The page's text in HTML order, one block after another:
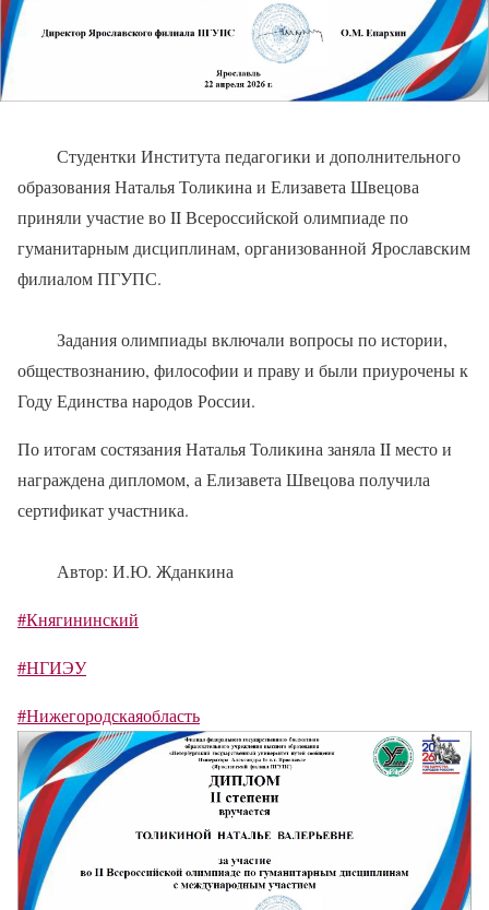
Студентки Института педагогики и дополнительного
образования Наталья Толикина и Елизавета Швецова
приняли участие во II Всероссийской олимпиаде по
гуманитарным дисциплинам, организованной Ярославским
филиалом ПГУПС.
Задания олимпиады включали вопросы по истории,
обществознанию, философии и праву и были приурочены к
Году Единства народов России.
По итогам состязания Наталья Толикина заняла II место и
награждена дипломом, а Елизавета Швецова получила
сертификат участника.
Автор: И.Ю. Жданкина
#Княгининский
#НГИЭУ
#Нижегородскаяобласть